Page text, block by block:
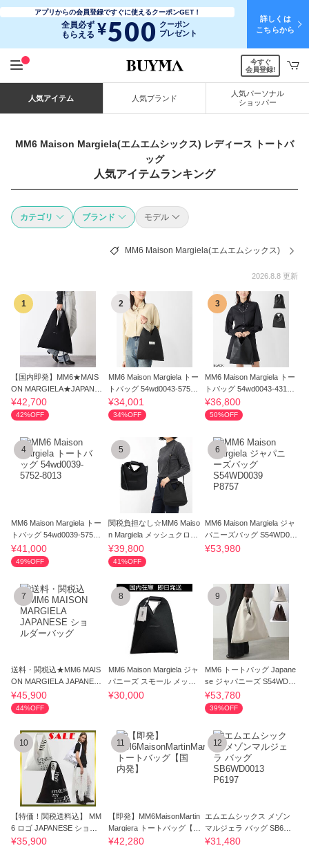
アプリからの会員登録ですぐに使えるクーポンGET！
全員必ず
もらえる ¥500 クーポン
プレゼント
詳しくは
こちらから
今すぐ
会員登録!
人気アイテム 人気ブランド
人気パーソナル
ショッパー
MM6 Maison Margiela(エムエムシックス) レディース トートバ
ッグ
人気アイテムランキング
カテゴリ ブランド モデル
MM6 Maison Margiela(エムエムシックス)
2026.8.8 更新
1
【国内即発】MM6★MAIS
ON MARGIELA★JAPANE
SE トートBAG♪
¥42,700
42%OFF
2
MM6 Maison Margiela トー
トバッグ 54wd0043-5752-
8013
¥34,001
34%OFF
3
MM6 Maison Margiela トー
トバッグ 54wd0043-4313-
8013
¥36,800
50%OFF
4
MM6 Maison Margiela トー
トバッグ 54wd0039-5752-
8013
¥41,000
49%OFF
5
関税負担なし☆MM6 Maiso
n Margiela メッシュクロス
ボディバッグ
¥39,800
41%OFF
6
MM6 Maison Margiela ジャ
パニーズバッグ S54WD00
39 P8757
¥53,980
7
送料・関税込★MM6 MAIS
ON MARGIELA JAPANESE
ショルダーバッグ
¥45,900
44%OFF
8
MM6 Maison Margiela ジャ
パニーズ スモール メッシ
ュ バッグ
¥30,000
9
MM6 トートバッグ Japane
se ジャパニーズ S54WD00
39 P8396
¥53,780
39%OFF
10
【特価！関税送料込】 MM
6 ロゴ JAPANESE ショル
ダーバッグ
¥35,900
11
【即発】MM6MaisonMartin
Margiera トートバッグ【国
内発】
¥42,280
12
エムエムシックス メゾン
マルジェラ バッグ SB6WD
0013 P6197
¥31,480